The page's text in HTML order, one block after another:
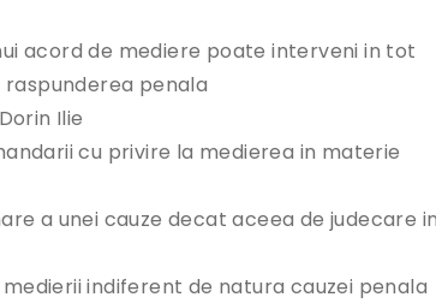
acord de mediere poate interveni in tot
penala
Ilie
cu privire la medierea in materie
a unei cauze decat aceea de judecare in
indiferent de natura cauzei penala